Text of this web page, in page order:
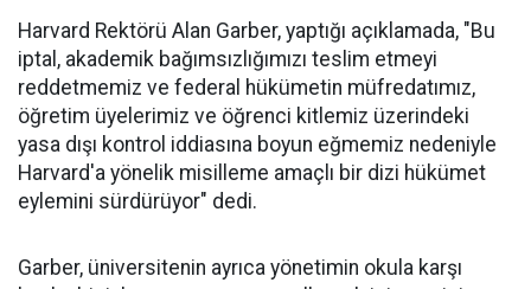
Harvard Rektörü Alan Garber, yaptığı açıklamada, "Bu
iptal, akademik bağımsızlığımızı teslim etmeyi
reddetmemiz ve federal hükümetin müfredatımız,
öğretim üyelerimiz ve öğrenci kitlemiz üzerindeki
yasa dışı kontrol iddiasına boyun eğmemiz nedeniyle
Harvard'a yönelik misilleme amaçlı bir dizi hükümet
eylemini sürdürüyor" dedi.
Garber, üniversitenin ayrıca yönetimin okula karşı